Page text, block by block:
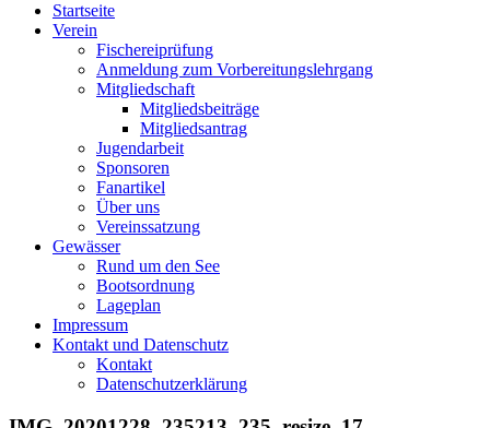
Startseite
Verein
Fischereiprüfung
Anmeldung zum Vorbereitungslehrgang
Mitgliedschaft
Mitgliedsbeiträge
Mitgliedsantrag
Jugendarbeit
Sponsoren
Fanartikel
Über uns
Vereinssatzung
Gewässer
Rund um den See
Bootsordnung
Lageplan
Impressum
Kontakt und Datenschutz
Kontakt
Datenschutzerklärung